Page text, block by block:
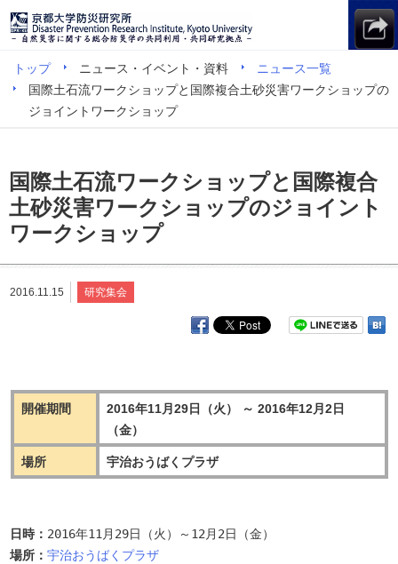
トップ ニュース・イベント・資料
ニュース一覧
国際土石流ワークショップと国際複合土砂災害ワークショップの
ジョイントワークショップ
国際土石流ワークショップと国際複合
土砂災害ワークショップのジョイント
ワークショップ
2016.11.15 研究集会
開催期間
2016年11月29日（火） ～ 2016年12月2日
（金）
場所 宇治おうばくプラザ
日時： 2016年11月29日（火）～12月2日（金）
場所：宇治おうばくプラザ